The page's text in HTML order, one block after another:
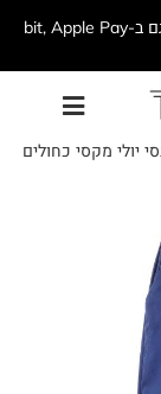
משלמים עכשיו גם ב-bit, Apple Pay
יולי מקסי כחולים